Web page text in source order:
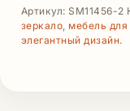
Артикул: SM11456-2
зеркало, мебель для
элегантный дизайн.